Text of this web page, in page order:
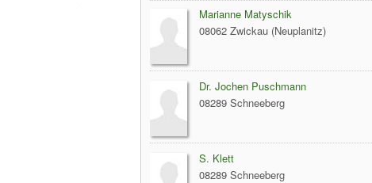
Marianne Matyschik
08062 Zwickau (Neuplanitz)
Dr. Jochen Puschmann
08289 Schneeberg
S. Klett
08289 Schneeberg